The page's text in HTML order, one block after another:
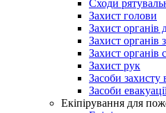
Сходи
Захист голови
Захист органів
Захист органів
Захист органів
Захист рук
Засоби захисту
Засоби
Екіпірування для